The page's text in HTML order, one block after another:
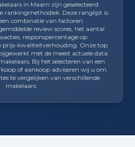
in Maarn zijn geselecteerd
rankingmethodiek. Deze ranglijst is
combinatie van factoren:
review scores, het aantal
responspercentage op
prijs-kwaliteitverhouding. Onze top
met de meest actuele data
Bij het selecteren van een
of aankoop adviseren wij u om
te vergelijken van verschillende
makelaars.